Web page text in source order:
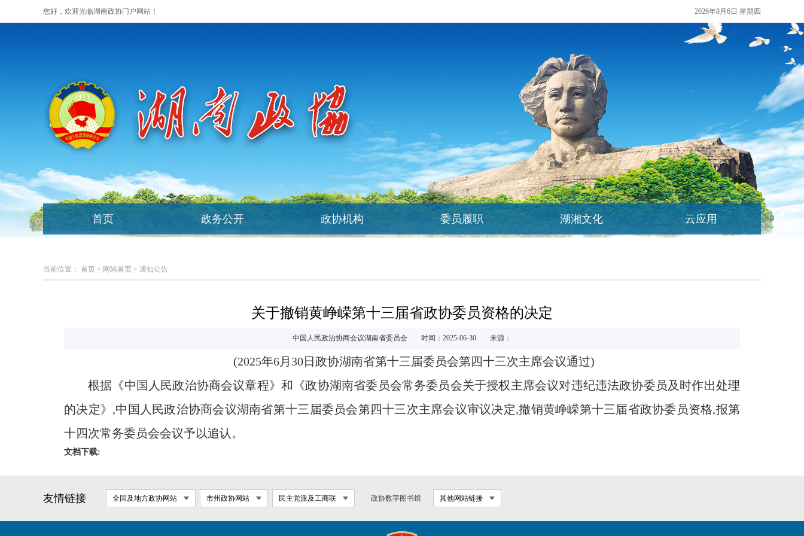
您好，欢迎光临湖南政协门户网站！ 2026年8月6日 星期四
首页 政务公开 政协机构 委员履职 湖湘文化 云应用
当前位置： 首页 > 网站首页 > 通知公告
关于撤销黄峥嵘第十三届省政协委员资格的决定
中国人民政治协商会议湖南省委员会 时间：2025-06-30 来源：
(2025年6月30日政协湖南省第十三届委员会第四十三次主席会议通过)
根据《中国人民政治协商会议章程》和《政协湖南省委员会常务委员会关于授权主席会议对违纪违法政协委员及时作出处理
的决定》,中国人民政治协商会议湖南省第十三届委员会第四十三次主席会议审议决定,撤销黄峥嵘第十三届省政协委员资格,报第
十四次常务委员会会议予以追认。
文档下载:
友情链接 全国及地方政协网站 市州政协网站 民主党派及工商联 政协数字图书馆 其他网站链接